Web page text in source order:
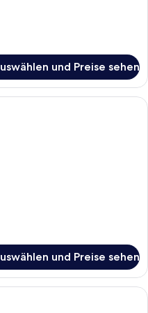
und Preise sehen
Hotelzimmer mit einem großen
und Preise sehen
Hotelzimmer mit einem großen